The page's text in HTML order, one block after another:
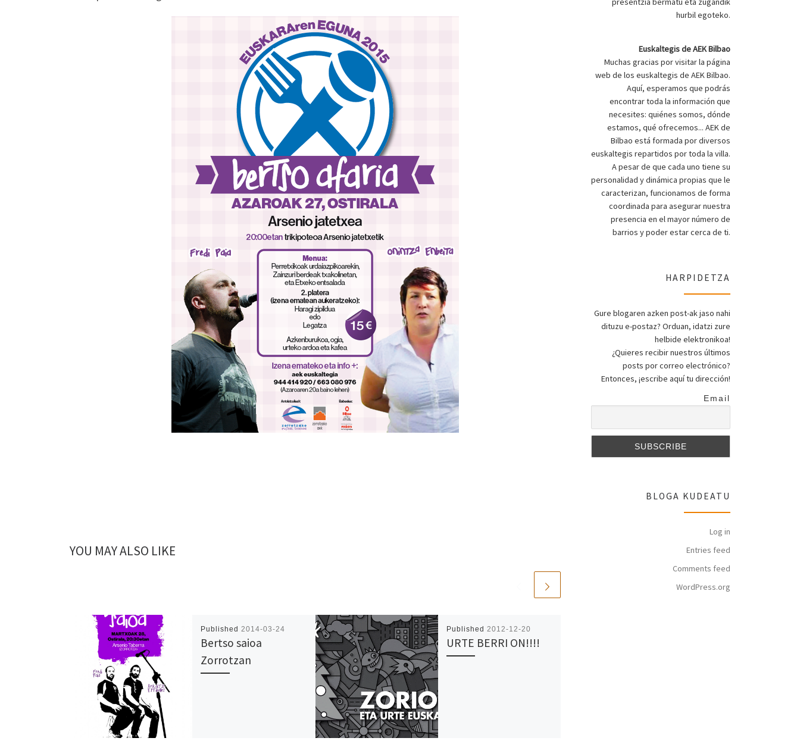
YOU MAY ALSO LIKE
Published 2014-03-24
Bertso saioa
Zorrotzan
Published 2012-12-20
URTE BERRI ON!!!!
hurbil egoteko.
Euskaltegis de AEK Bilbao
Muchas gracias por visitar la página
web de los euskaltegis de AEK Bilbao.
Aquí, esperamos que podrás
encontrar toda la información que
necesites: quiénes somos, dónde
estamos, qué ofrecemos... AEK de
Bilbao está formada por diversos
euskaltegis repartidos por toda la villa.
A pesar de que cada uno tiene su
personalidad y dinámica propias que le
caracterizan, funcionamos de forma
coordinada para asegurar nuestra
presencia en el mayor número de
barrios y poder estar cerca de ti.
HARPIDETZA
Gure blogaren azken post-ak jaso nahi
dituzu e-postaz? Orduan, idatzi zure
helbide elektronikoa!
¿Quieres recibir nuestros últimos
posts por correo electrónico?
Entonces, ¡escribe aquí tu dirección!
Email
BLOGA KUDEATU
Log in
Entries feed
Comments feed
WordPress.org